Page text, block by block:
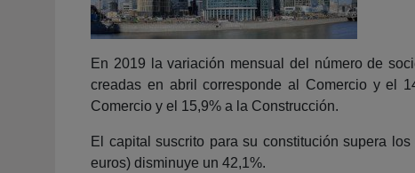
En 2019 la variación mensual del número de
creadas en abril corresponde al Comercio y el
Comercio y el 15,9% a la Construcción.
El capital suscrito para su constitución supera
euros) disminuye un 42,1%.